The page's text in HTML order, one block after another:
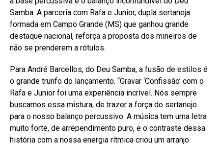
Samba. A parceria com Rafa e Junior, dupla sertaneja
formada em Campo Grande (MS) que ganhou grande
destaque nacional, reforça a proposta dos mineiros de
não se prenderem a rótulos.
Para André Barcellos, do Deu Samba, a fusão de estilos é
o grande trunfo do lançamento. “Gravar ‘Confissão’ com o
Rafa e Junior foi uma experiência incrível. Nós sempre
buscamos essa mistura, de trazer a força do sertanejo
para o nosso balanço percussivo. A música tem uma letra
muito forte, de arrependimento puro, e o contraste dessa
história com a nossa energia rítmica criou um arranjo